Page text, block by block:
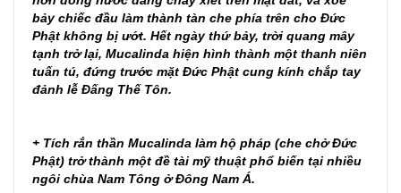
bảy chiếc đầu làm thành tàn che phía trên cho Đức
Phật không bị ướt. Hết ngày thứ bảy, trời quang mây
tạnh trở lại, Mucalinda hiện hình thành một thanh niên
tuấn tú, đứng trước mặt Đức Phật cung kính chắp tay
đảnh lễ Đấng Thế Tôn.
+ Tích rắn thần Mucalinda làm hộ pháp (che chở Đức
Phật) trở thành một đề tài mỹ thuật phổ biến tại nhiều
ngôi chùa Nam Tông ở Đông Nam Á.